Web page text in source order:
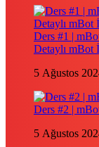
Ders #1 |
Detaylı mBot
5 Ağustos
Ders #2 |
5 Ağustos